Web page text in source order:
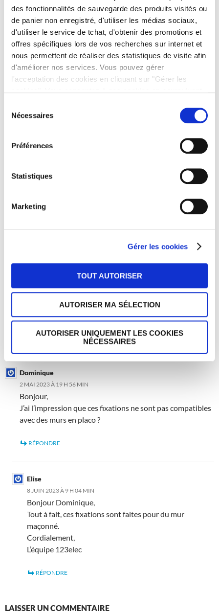
des fonctionnalités de sauvegarde des produits visités ou
de panier non enregistré, d'utiliser les médias sociaux,
d'utiliser le service de tchat, d'obtenir des promotions et
offres spécifiques lors de vos recherches sur internet et
nous permettent de réaliser des statistiques de visite afin
d'améliorer nos services. Vous pouvez gérer
l'acceptation des cookies en cliquant sur "Gérer les
Nécessaires
Préférences
Statistiques
Marketing
Gérer les cookies
TOUT AUTORISER
AUTORISER MA SÉLECTION
AUTORISER UNIQUEMENT LES COOKIES
NÉCESSAIRES
6 SEPTEMBRE 2022 À 14 H 44 MIN
Bonjour,
il vous faut une cisaille, les mêmes que celles utilisées
pour les rails et montants placo.
L’équipe123elec
RÉPONDRE
Christophe
comment fixer les fixring dans un mur friable pierre plus
16 JUIN 2023 À 15 H 27 MIN
du Fixring et de les mettre en place avec du scellement
chimique mais il y a surement d’autres moyens
possibles.
Cordialement,
RÉPONDRE
Dominique
2 MAI 2023 À 19 H 56 MIN
Bonjour,
J’ai l’impression que ces fixations ne sont pas compatibles
avec des murs en placo ?
RÉPONDRE
Elise
8 JUIN 2023 À 9 H 04 MIN
Bonjour Dominique,
Tout à fait, ces fixations sont faites pour du mur
maçonné.
Cordialement,
L’équipe 123elec
RÉPONDRE
LAISSER UN COMMENTAIRE